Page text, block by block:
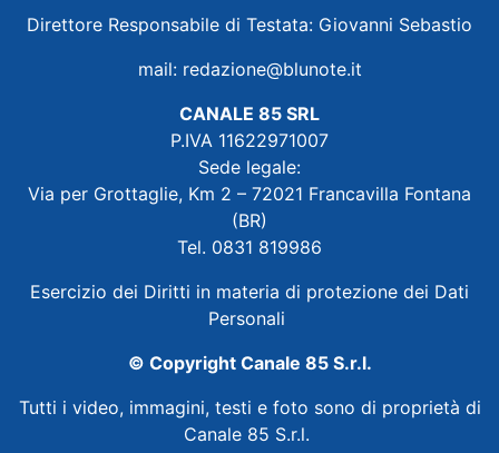
Direttore Responsabile di Testata: Giovanni Sebastio
mail: redazione@blunote.it
CANALE 85 SRL
P.IVA 11622971007
Sede legale:
Via per Grottaglie, Km 2 – 72021 Francavilla Fontana
(BR)
Tel. 0831 819986
Esercizio dei Diritti in materia di protezione dei Dati
Personali
© Copyright Canale 85 S.r.l.
Tutti i video, immagini, testi e foto sono di proprietà di
Canale 85 S.r.l.